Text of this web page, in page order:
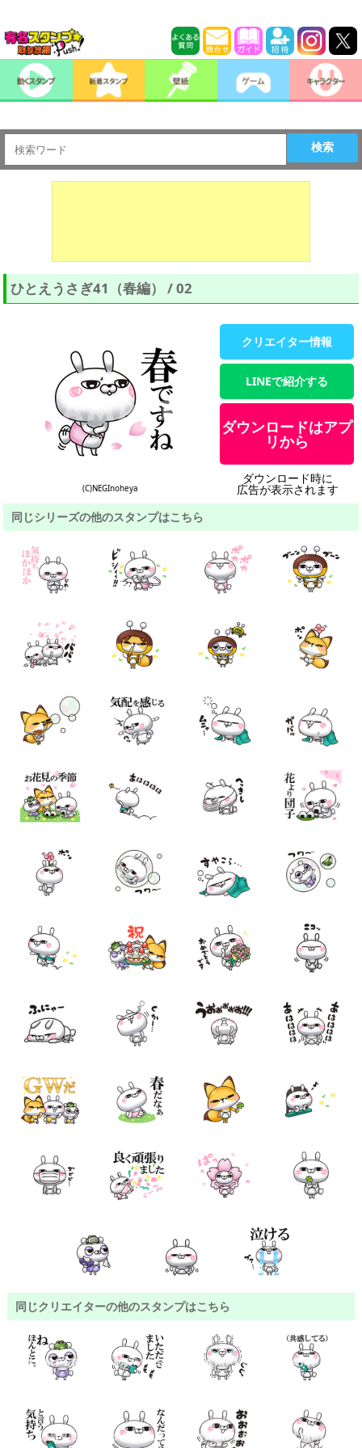
検索
ひとえうさぎ41（春編） / 02
(C)NEGInoheya
クリエイター情報
LINEで紹介する
ダウンロードはアプ
リから
ダウンロード時に
広告が表示されます
同じシリーズの他のスタンプはこちら
同じクリエイターの他のスタンプはこちら